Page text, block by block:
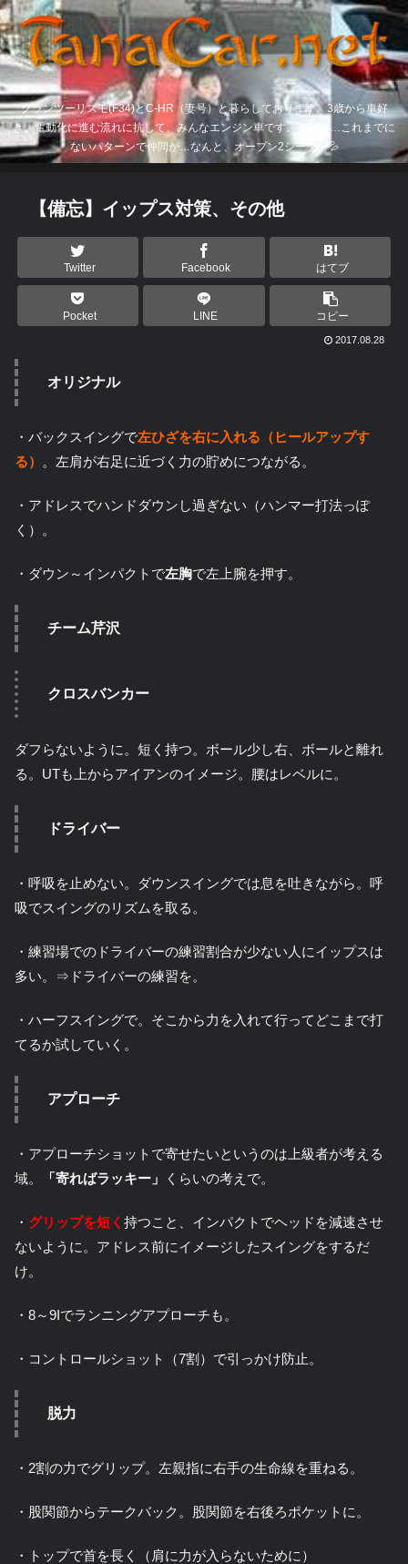
グランツーリスモ(F34)とC-HR（妻号）と暮らしております。3歳から車好
き。電動化に進む流れに抗して、みんなエンジン車です。そして…これまでに
ないパターンで仲間が…なんと、オープン2シーター💦
【備忘】イップス対策、その他
Twitter Facebook はてブ
Pocket LINE コピー
2017.08.28
オリジナル
・バックスイングで左ひざを右に入れる（ヒールアップす
る）
。左肩が右足に近づく力の貯めにつながる。
・アドレスでハンドダウンし過ぎない（ハンマー打法っぽ
く）。
・ダウン～インパクトで左胸で左上腕を押す。
チーム芹沢
クロスバンカー
ダフらないように。短く持つ。ボール少し右、ボールと離れ
る。UTも上からアイアンのイメージ。腰はレベルに。
ドライバー
・呼吸を止めない。ダウンスイングでは息を吐きながら。呼
吸でスイングのリズムを取る。
・練習場でのドライバーの練習割合が少ない人にイップスは
多い。⇒ドライバーの練習を。
・ハーフスイングで。そこから力を入れて行ってどこまで打
てるか試していく。
アプローチ
・アプローチショットで寄せたいというのは上級者が考える
域。
「寄ればラッキー」 くらいの考えで。
・ グリップを短く 持つこと、インパクトでヘッドを減速させ
ないように。アドレス前にイメージしたスイングをするだ
け。
・8～9Iでランニングアプローチも。
・コントロールショット（7割）で引っかけ防止。
脱力
・2割の力でグリップ。左親指に右手の生命線を重ねる。
・股関節からテークバック。股関節を右後ろポケットに。
・トップで首を長く（肩に力が入らないために）